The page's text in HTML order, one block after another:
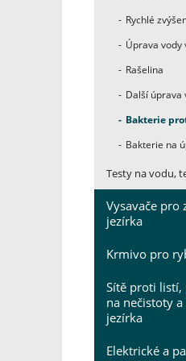
Rychlé
Úprava vody
Rašelina
Další úprava
Bakterie
Bakterie na
Testy na vodu,
Vysavače pro
jezírka
Krmivo pro
Sítě proti listí,
na nečistoty
jezírka
Elektrické a